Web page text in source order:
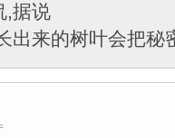
,据说
出来的树叶会把秘